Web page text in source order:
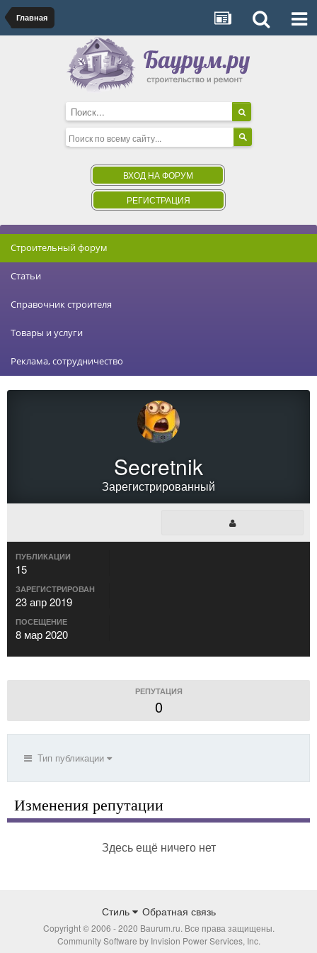
Главная
ВХОД НА ФОРУМ
РЕГИСТРАЦИЯ
Строительный форум
Статьи
Справочник строителя
Товары и услуги
Реклама, сотрудничество
Secretnik
Зарегистрированный
ПУБЛИКАЦИИ
15
ЗАРЕГИСТРИРОВАН
23 апр 2019
ПОСЕЩЕНИЕ
8 мар 2020
РЕПУТАЦИЯ
0
Тип публикации
Изменения репутации
Здесь ещё ничего нет
Стиль Обратная связь
Copyright © 2006 - 2020 Baurum.ru. Все права защищены.
Community Software by Invision Power Services, Inc.